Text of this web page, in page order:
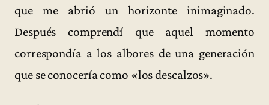
que me abrió un horizonte inimaginado.
Después comprendí que aquel momento
correspondía a los albores de una generación
que se conocería como «los descalzos».